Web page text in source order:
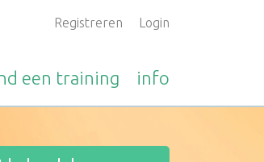
Registreren Login
een training info